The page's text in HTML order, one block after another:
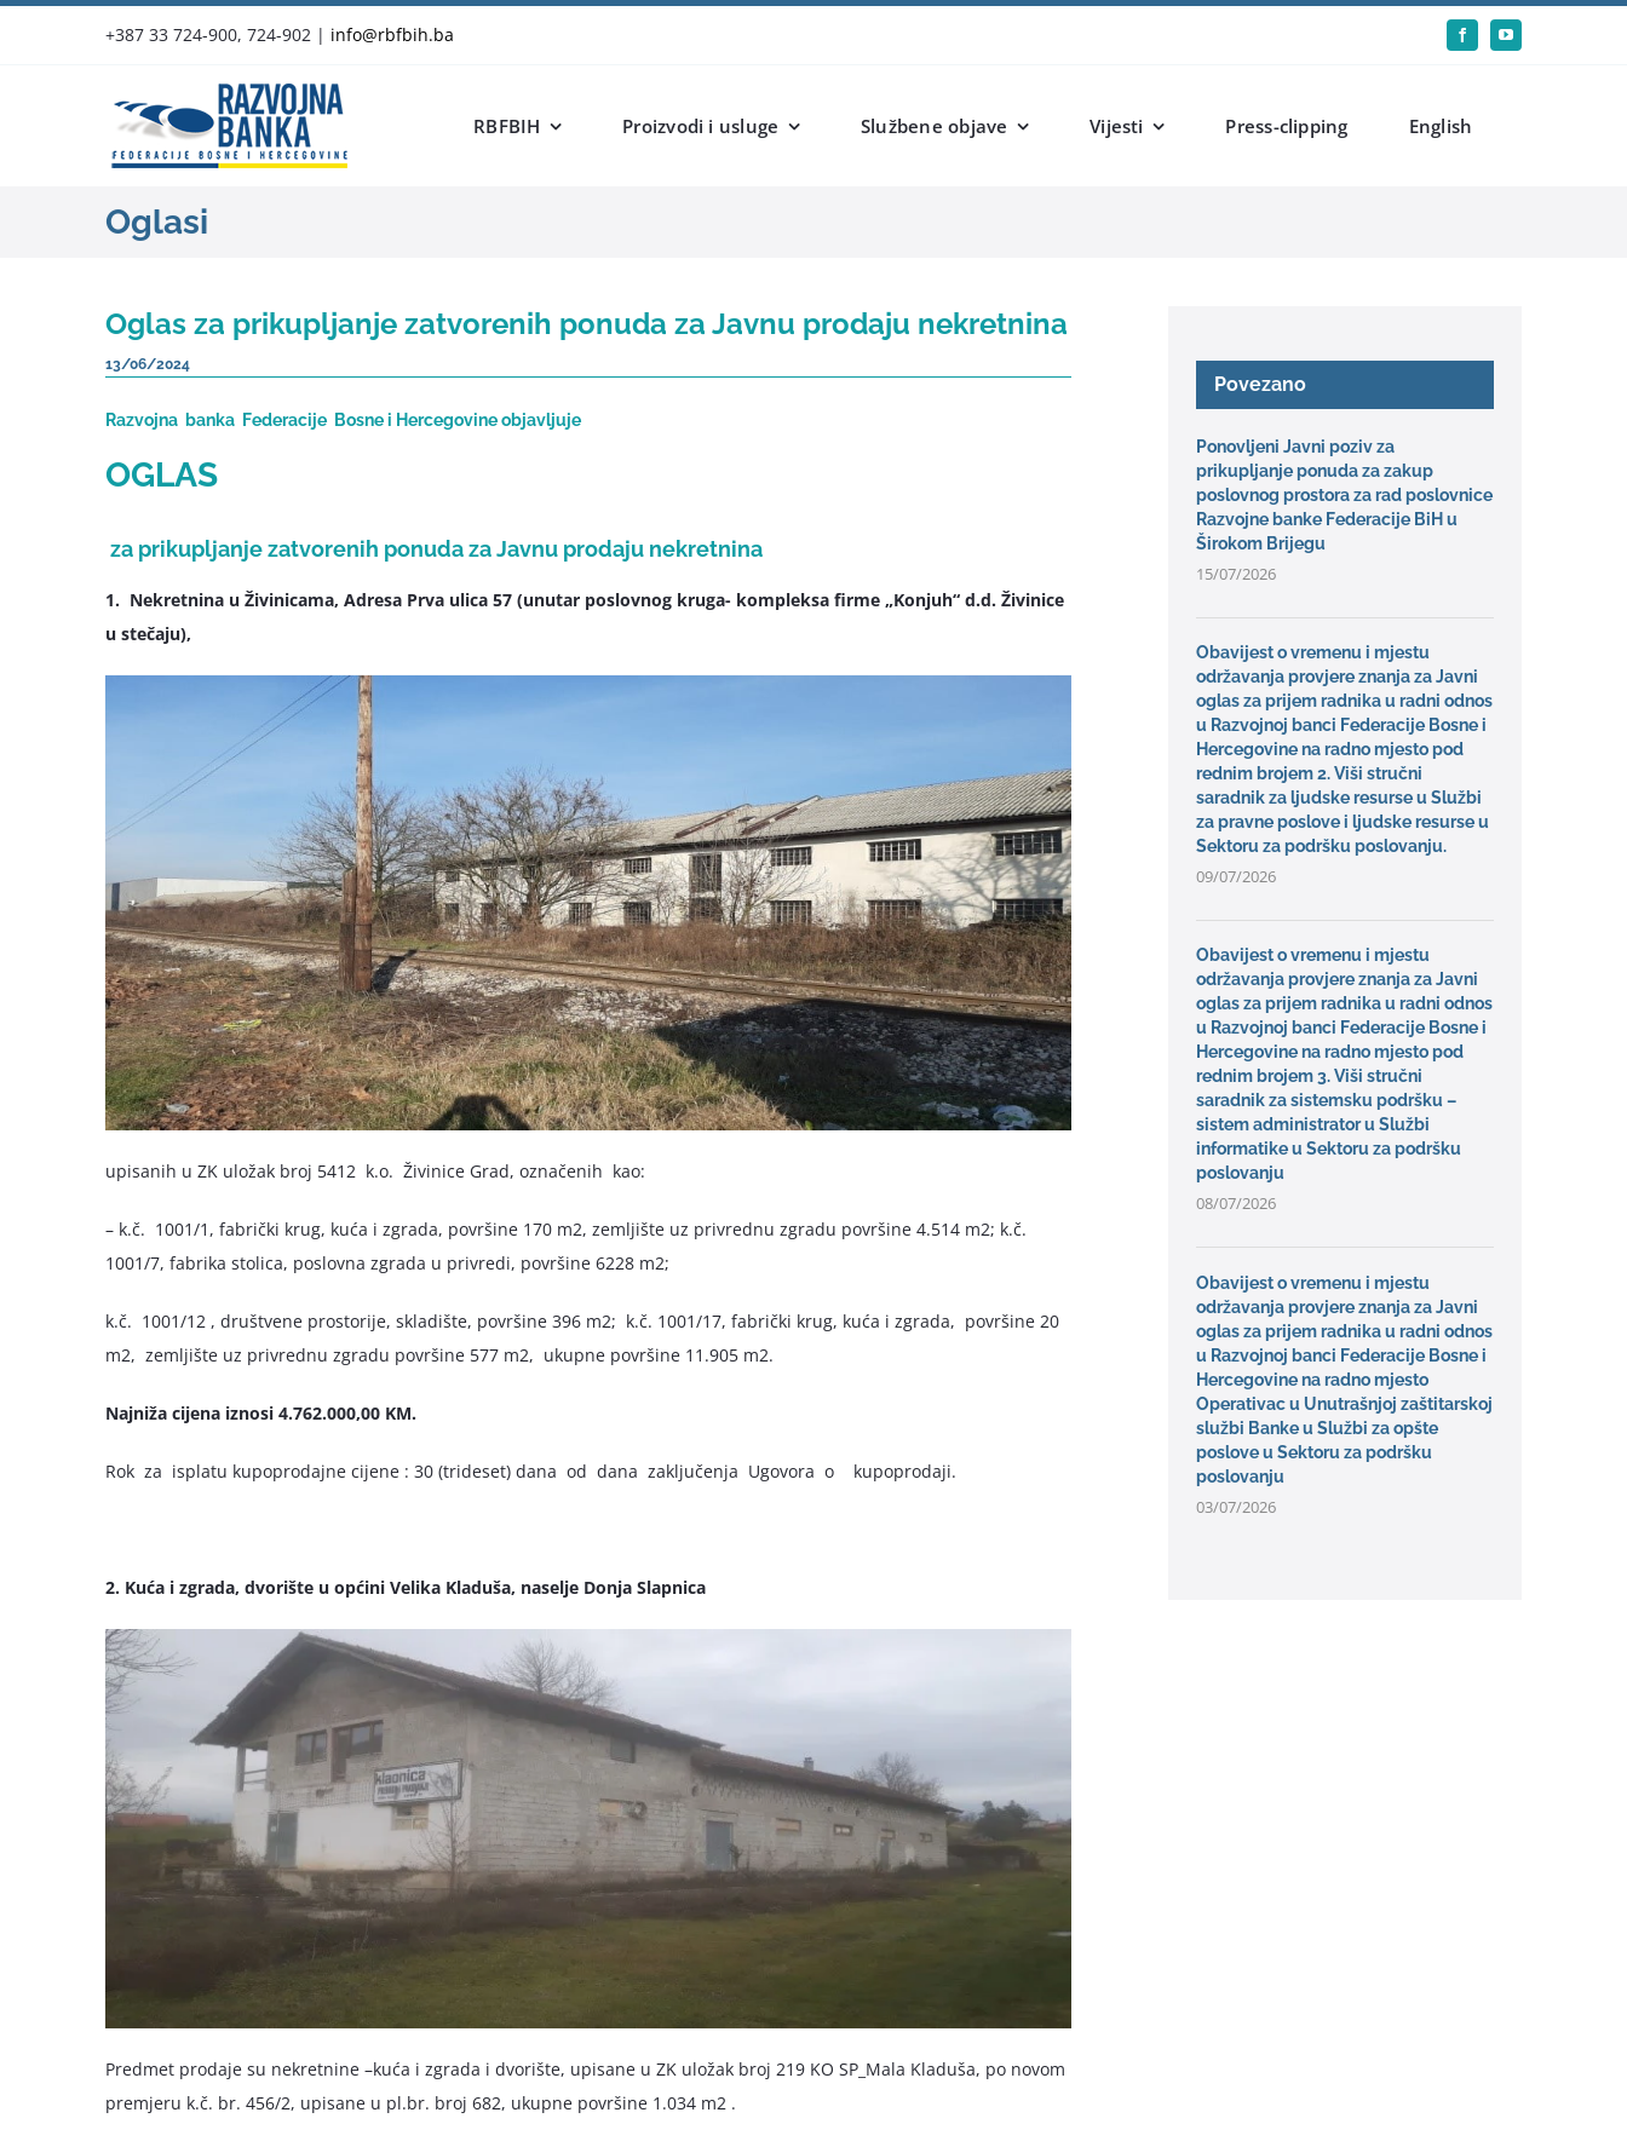
+387 33 724-900, 724-902 | info@rbfbih.ba
RBFBIH Proizvodi i usluge Službene objave Vijesti Press-clipping English
Oglasi
Oglas za prikupljanje zatvorenih ponuda za Javnu prodaju nekretnina
13/06/2024
Razvojna banka Federacije Bosne i Hercegovine objavljuje
OGLAS
za prikupljanje zatvorenih ponuda za Javnu prodaju nekretnina
1. Nekretnina u Živinicama, Adresa Prva ulica 57 (unutar poslovnog kruga- kompleksa firme „Konjuh“ d.d. Živinice
u stečaju),
upisanih u ZK uložak broj 5412 k.o. Živinice Grad, označenih kao:
– k.č. 1001/1, fabrički krug, kuća i zgrada, površine 170 m2, zemljište uz privrednu zgradu površine 4.514 m2; k.č.
1001/7, fabrika stolica, poslovna zgrada u privredi, površine 6228 m2;
k.č. 1001/12 , društvene prostorije, skladište, površine 396 m2; k.č. 1001/17, fabrički krug, kuća i zgrada, površine 20
m2, zemljište uz privrednu zgradu površine 577 m2, ukupne površine 11.905 m2.
Najniža cijena iznosi 4.762.000,00 KM.
Rok za isplatu kupoprodajne cijene : 30 (trideset) dana od dana zaključenja Ugovora o kupoprodaji.
2. Kuća i zgrada, dvorište u općini Velika Kladuša, naselje Donja Slapnica
Predmet prodaje su nekretnine –kuća i zgrada i dvorište, upisane u ZK uložak broj 219 KO SP_Mala Kladuša, po novom
premjeru k.č. br. 456/2, upisane u pl.br. broj 682, ukupne površine 1.034 m2 .
Povezano
Ponovljeni Javni poziv za
prikupljanje ponuda za zakup
poslovnog prostora za rad poslovnice
Razvojne banke Federacije BiH u
Širokom Brijegu
15/07/2026
Obavijest o vremenu i mjestu
održavanja provjere znanja za Javni
oglas za prijem radnika u radni odnos
u Razvojnoj banci Federacije Bosne i
Hercegovine na radno mjesto pod
rednim brojem 2. Viši stručni
saradnik za ljudske resurse u Službi
za pravne poslove i ljudske resurse u
Sektoru za podršku poslovanju.
09/07/2026
Obavijest o vremenu i mjestu
održavanja provjere znanja za Javni
oglas za prijem radnika u radni odnos
u Razvojnoj banci Federacije Bosne i
Hercegovine na radno mjesto pod
rednim brojem 3. Viši stručni
saradnik za sistemsku podršku –
sistem administrator u Službi
informatike u Sektoru za podršku
poslovanju
08/07/2026
Obavijest o vremenu i mjestu
održavanja provjere znanja za Javni
oglas za prijem radnika u radni odnos
u Razvojnoj banci Federacije Bosne i
Hercegovine na radno mjesto
Operativac u Unutrašnjoj zaštitarskoj
službi Banke u Službi za opšte
poslove u Sektoru za podršku
poslovanju
03/07/2026